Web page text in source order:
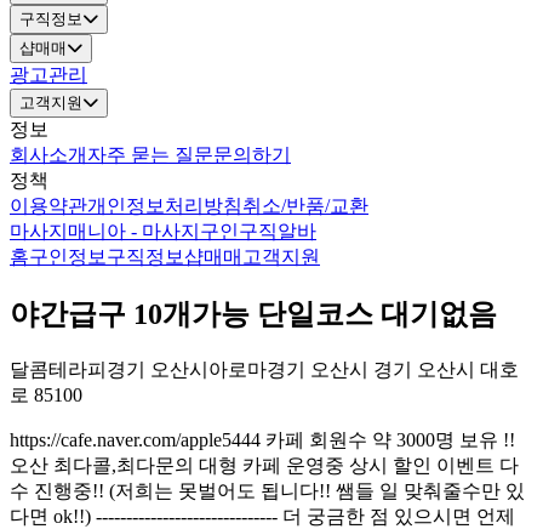
구직정보
샵매매
광고관리
고객지원
정보
회사소개 자주 묻는 질문문의하기
정책
이용약관개인정보처리방침취소/반품/교환
마사지매니아 - 마사지구인구직알바
홈구인정보 구직정보샵매매 고객지원
야간급구 10개가능 단일코스 대기없음
달콤테라피 경기 오산시 아로마경기 오산시 경기 오산시 대호
로 85100
https://cafe.naver.com/apple5444 카페 회원수 약 3000명 보유 !!
오산 최다콜,최다문의 대형 카페 운영중 상시 할인 이벤트 다
수 진행중!! (저희는 못벌어도 됩니다!! 쌤들 일 맞춰줄수만 있
다면 ok!!) ------------------------------ 더 궁금한 점 있으시면 언제